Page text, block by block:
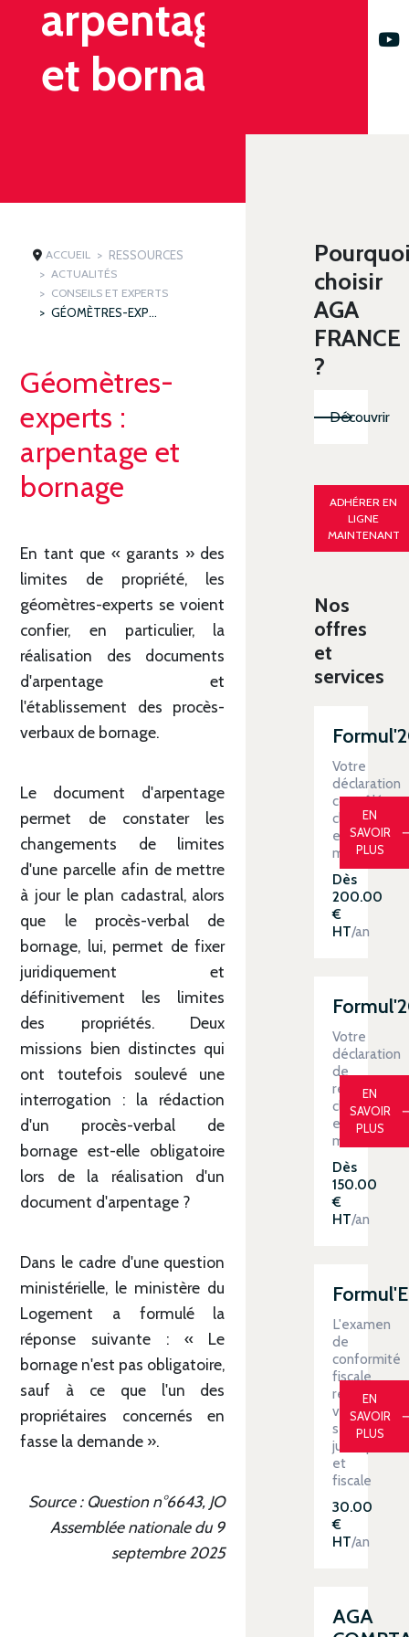
arpentage
et bornage
ACCUEIL RESSOURCES
ACTUALITÉS
CONSEILS ET EXPERTS
GÉOMÈTRES-EXPERTS : ARPENTAGE ET BORNAGE
Géomètres-
experts :
arpentage et
bornage
En tant que « garants » des
limites de propriété, les
géomètres-experts se voient
confier, en particulier, la
réalisation des documents
d'arpentage et
l'établissement des procès-
verbaux de bornage.
Le document d'arpentage
permet de constater les
changements de limites
d'une parcelle afin de mettre
à jour le plan cadastral, alors
que le procès-verbal de
bornage, lui, permet de fixer
juridiquement et
définitivement les limites
des propriétés. Deux
missions bien distinctes qui
ont toutefois soulevé une
interrogation : la rédaction
d'un procès-verbal de
bornage est-elle obligatoire
lors de la réalisation d'un
document d'arpentage ?
Dans le cadre d'une question
ministérielle, le ministère du
Logement a formulé la
réponse suivante : « Le
bornage n'est pas obligatoire,
sauf à ce que l'un des
propriétaires concernés en
fasse la demande ».
Source : Question n°6643, JO
Assemblée nationale du 9
septembre 2025
choisir
AGA
FRANCE
?
Découvrir
ADHÉRER EN
LIGNE
MAINTENANT
Nos
offres
et
services
Votre
déclaration
contrôlée
clé
en
main
Dès
200.00
€
HT/an
EN
SAVOIR
PLUS
Votre
déclaration
de
revenus
clé
en
main
Dès
150.00
€
HT/an
EN
SAVOIR
PLUS
L'examen
de
conformité
fiscale
renforce
votre
sécurité
juridique
et
fiscale
30.00
€
HT/an
EN
SAVOIR
PLUS
AGA